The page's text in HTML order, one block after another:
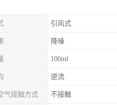
引风式
降噪
100ml
逆流
气接触方式 不接触